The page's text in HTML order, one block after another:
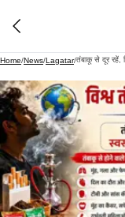
Home/News/Lagatar/